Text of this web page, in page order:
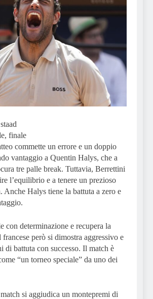
finale
commette un errore e un doppio
vantaggio a Quentin Halys, che a
tre palle break. Tuttavia, Berrettini
l’equilibrio e a tenere un prezioso
Anche Halys tiene la battuta a zero e
con determinazione e recupera la
però si dimostra aggressivo e
di battuta con successo. Il match è
“un torneo speciale” da uno dei
si aggiudica un montepremi di